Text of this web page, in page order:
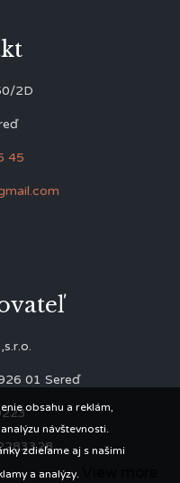
2D
45
01 Sereď
obsahu a reklám,
návštevnosti.
zdieľame aj s našimi
a analýzy.